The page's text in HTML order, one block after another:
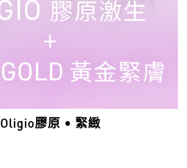
Oligio膠原 • 緊緻